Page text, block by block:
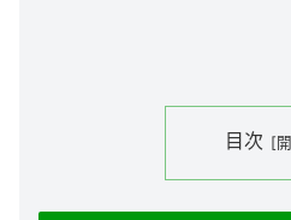
目次